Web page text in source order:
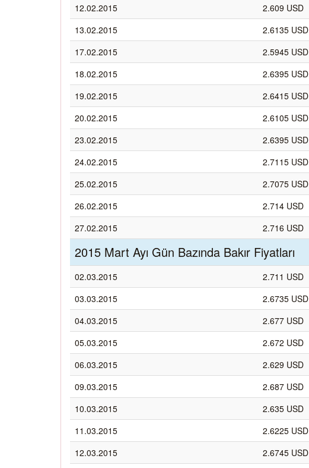
12.02.2015
2.609 USD
13.02.2015
2.6135 USD
17.02.2015
2.5945 USD
18.02.2015
2.6395 USD
19.02.2015
2.6415 USD
20.02.2015
2.6105 USD
23.02.2015
2.6395 USD
24.02.2015
2.7115 USD
25.02.2015
2.7075 USD
26.02.2015
2.714 USD
27.02.2015
2.716 USD
2015 Mart Ayı Gün Bazında Bakır Fiyatları
02.03.2015
2.711 USD
03.03.2015
2.6735 USD
04.03.2015
2.677 USD
05.03.2015
2.672 USD
06.03.2015
2.629 USD
09.03.2015
2.687 USD
10.03.2015
2.635 USD
11.03.2015
2.6225 USD
12.03.2015
2.6745 USD